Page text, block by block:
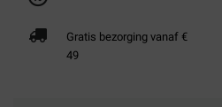
Gratis bezorging vanaf €
49